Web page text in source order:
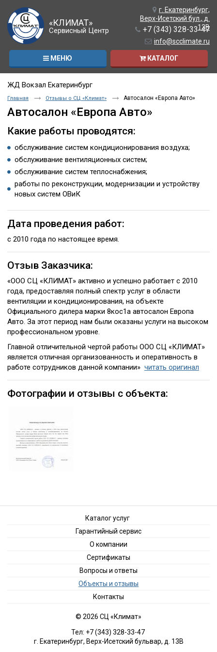
«КЛИМАТ»
Сервисный Центр
г. Екатеринбург,
Верх-Исетский бул., д.
13В
info@scclimate.ru
+7 (343) 328-33-47
МЕНЮ КАТАЛОГ
ЖД Вокзал Екатеринбург
Главная Отзывы о СЦ «Климат» Автосалон «Европа Авто»
Автосалон «Европа Авто»
Какие работы проводятся:
обслуживание систем кондиционирования воздуха;
обслуживание вентиляционных систем;
обслуживание систем теплоснабжения;
работы по реконструкции, модернизации и устройству
новых систем ОВиК
Дата проведения работ:
с 2010 года по настоящее время.
Отзыв Заказчика:
«ООО СЦ «КЛИМАТ» активно и успешно работает с 2010
года, предоставляя полный спектр услуг в области
вентиляции и кондиционирования, на объекте
Официального дилера марки 8кос1а автосалон Европа
Авто. За этот период нам были оказаны услуги на высоком
профессиональном уровне.
Главной отличительной чертой работы ООО СЦ «КЛИМАТ»
является отличная организованность и оперативность в
работе сотрудников данной компании» читать оригинал
Фотографии и отзывы с объекта:
Каталог услуг
Гарантийный сервис
О компании
Сертификаты
Вопросы и ответы
Объекты и отзывы
Контакты
© 2026 СЦ «Климат»
Тел: +7 (343) 328-33-47
г. Екатеринбург, Верх-Исетский бульвар, д. 13В